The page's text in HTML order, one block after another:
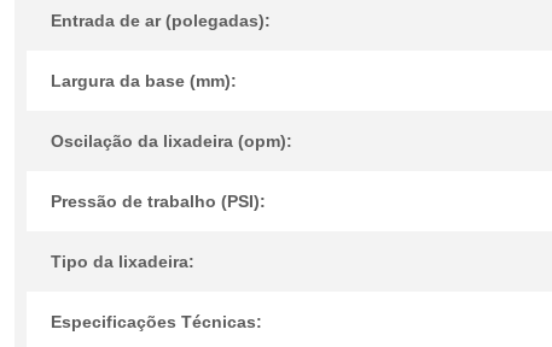
Entrada de ar (polegadas):
Largura da base (mm):
Oscilação da lixadeira (opm):
Pressão de trabalho (PSI):
Tipo da lixadeira:
Especificações Técnicas: